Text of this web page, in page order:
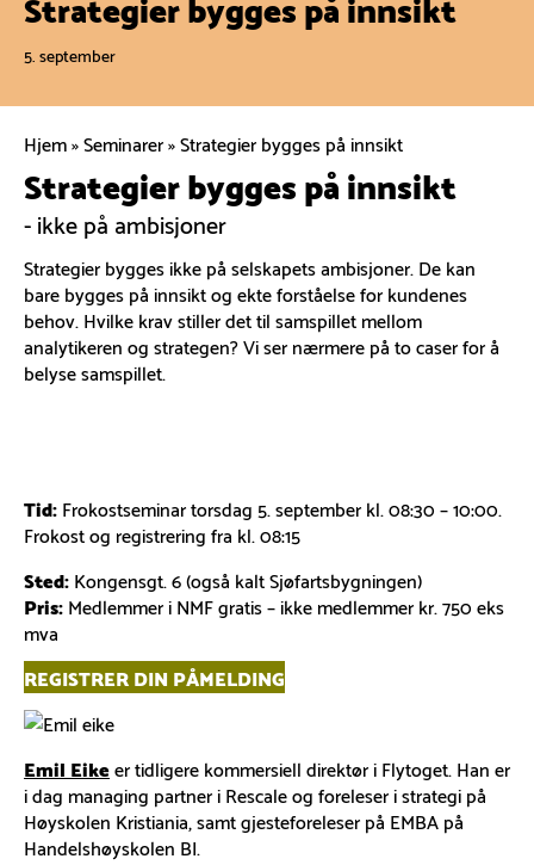
5. september
Hjem»Seminarer»Strategier bygges på innsikt
Strategier bygges på innsikt
- ikke på ambisjoner
Strategier bygges ikke på selskapets ambisjoner. De kan
bare bygges på innsikt og ekte forståelse for kundenes
behov. Hvilke krav stiller det til samspillet mellom
analytikeren og strategen? Vi ser nærmere på to caser for å
belyse samspillet.
Tid:Frokostseminar torsdag 5. september kl. 08:30 – 10:00.
Frokost og registrering fra kl. 08:15
Sted:Kongensgt. 6 (også kalt Sjøfartsbygningen)
Pris:Medlemmer i NMF gratis – ikke medlemmer kr. 750 eks
mva
REGISTRER DIN PÅMELDING
Emil Eikeer tidligere kommersiell direktør i Flytoget. Han er
i dag managing partner i Rescale og foreleser i strategi på
Høyskolen Kristiania, samt gjesteforeleser på EMBA på
Handelshøyskolen BI.